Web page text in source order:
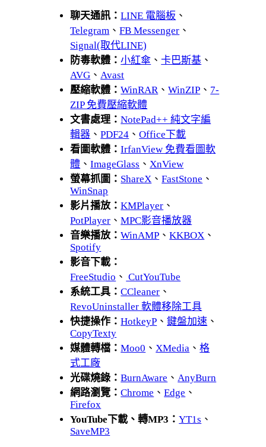
聊天通訊：LINE 電腦板 、
Telegram 、FB Messenger 、
Signal(取代LINE)
防毒軟體：小紅傘 、卡巴斯基 、
AVG 、 Avast
壓縮軟體：WinRAR 、WinZIP 、 7-
ZIP 免費壓縮軟體
文書處理：NotePad++ 純文字編
輯器 、PDF24 、Office下載
看圖軟體：IrfanView 免費看圖軟
體 、ImageGlass 、 XnView
螢幕抓圖： ShareX 、FastStone 、
WinSnap
影片播放：KMPlayer 、
PotPlayer 、MPC影音播放器
音樂播放：WinAMP 、KKBOX 、
Spotify
影音下載：
FreeStudio 、 CutYouTube
系統工具：CCleaner 、
RevoUninstaller 軟體移除工具
快捷操作：HotkeyP 、鍵盤加速 、
CopyTexty
媒體轉檔：Moo0 、 XMedia 、格
式工廠
光碟燒錄：BurnAware 、 AnyBurn
網路瀏覽：Chrome 、Edge 、
Firefox
YouTube下載、轉MP3：YT1s 、
SaveMP3